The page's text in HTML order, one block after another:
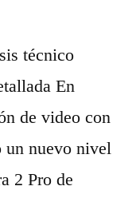
técnico
En
de video con
nuevo nivel
2 Pro de